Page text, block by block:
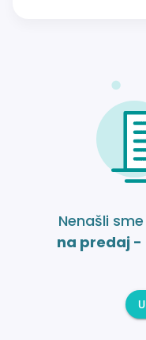
Nenašli
na predaj -